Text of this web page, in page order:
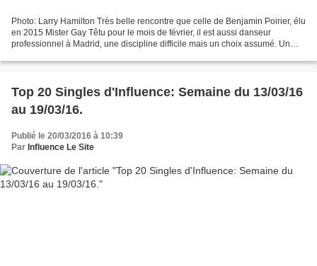
Photo: Larry Hamilton Très belle rencontre que celle de Benjamin Poirier, élu
en 2015 Mister Gay Têtu pour le mois de février, il est aussi danseur
professionnel à Madrid, une discipline difficile mais un choix assumé. Un
Top 20 Singles d'Influence: Semaine du 13/03/16
au 19/03/16.
Publié le 20/03/2016 à 10:39
Par Influence Le Site